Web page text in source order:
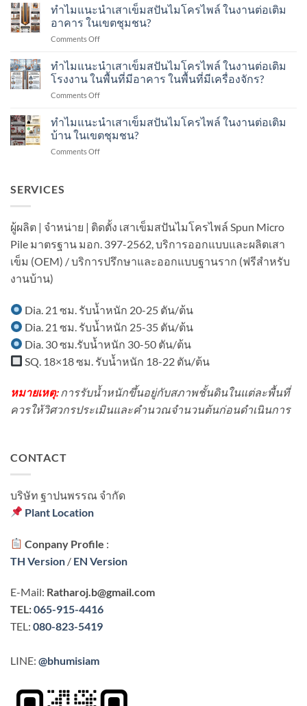
(Spun
Micro
ใช้
งาน
ทดสอบ
น้ำ
หนัก
Dynamic
Load
ทำ
อย่างไร?
ทำไมแนะนำเสาเข็มสปันไมโครไพล์ ในงานต่อเติม
อาคาร ในเขตชุมชน?
Comments Offon
แนะนำ
เสา
เข็ม
ส
ไมโคร
ไพล์
ชุมชน?
ทำไมแนะนำเสาเข็มสปันไมโครไพล์ ในงานต่อเติม
โรงงาน ในพื้นที่มีอาคาร ในพื้นที่มีเครื่องจักร?
Comments Offon
แนะนำ
เข็ม
ส
ต่อ
โรงงาน
ใน
พื้นที่
มี
เครื่องจักร?
ทำไมแนะนำเสาเข็มสปันไมโครไพล์ ในงานต่อเติม
บ้าน ในเขตชุมชน?
Comments Offon
ปัน
ไมโคร
ไพล์
งาน
ใน
เขต
SERVICES
ผู้ผลิต | จำหน่าย | ติดตั้ง เสาเข็มสปันไมโครไพล์ Spun Micro
Pile มาตรฐาน มอก. 397-2562, บริการออกแบบและผลิตเสา
เข็ม (OEM) / บริการปรึกษาและออกแบบฐานราก (ฟรีสำหรับ
งานบ้าน)
Dia. 21 ซม. รับน้ำหนัก 20-25 ตัน/ต้น
Dia. 21 ซม. รับน้ำหนัก 25-35 ตัน/ต้น
Dia. 30 ซม.รับน้ำหนัก 30-50 ตัน/ต้น
SQ. 18×18 ซม. รับน้ำหนัก 18-22 ตัน/ต้น
หมายเหตุ: การรับน้ำหนักขึ้นอยู่กับสภาพชั้นดินในแต่ละพื้นที่
ควรให้วิศวกรประเมินและคำนวณจำนวนต้นก่อนดำเนินการ
CONTACT
บริษัท ฐาปนพรรณ จํากัด
Plant Location
Conpany Profile :
TH Version / EN Version
E-Mail: Ratharoj.b@gmail.com
TEL:065-915-4416
TEL: 080-823-5419
LINE: @bhumisiam